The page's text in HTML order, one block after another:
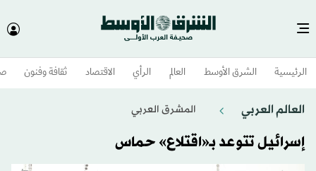
الرئيسية الشرق الأوسط​ العالم الرأي الاقتصاد ثقافة وفنون
العالم العربي المشرق العربي
إسرائيل تتوعد بـ«اقتلاع» حماس